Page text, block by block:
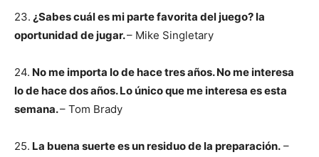
23. ¿Sabes cuál es mi parte favorita del juego? la
oportunidad de jugar.– Mike Singletary
24. No me importa lo de hace tres años. No me interesa
lo de hace dos años. Lo único que me interesa es esta
semana.– Tom Brady
25. La buena suerte es un residuo de la preparación. –